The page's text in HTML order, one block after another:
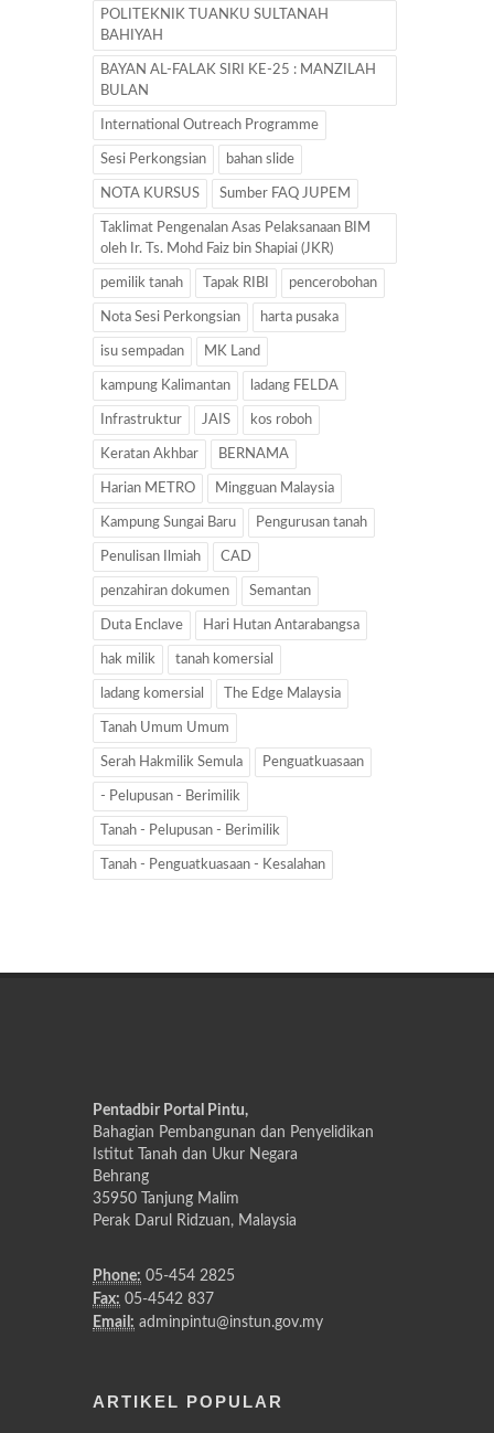
POLITEKNIK TUANKU SULTANAH
BAHIYAH
BAYAN AL-FALAK SIRI KE-25 : MANZILAH
BULAN
International Outreach Programme
Sesi Perkongsian bahan slide
NOTA KURSUS Sumber FAQ JUPEM
Taklimat Pengenalan Asas Pelaksanaan BIM
oleh Ir. Ts. Mohd Faiz bin Shapiai (JKR)
pemilik tanah Tapak RIBI pencerobohan
Nota Sesi Perkongsian harta pusaka
isu sempadan MK Land
kampung Kalimantan ladang FELDA
Infrastruktur JAIS kos roboh
Keratan Akhbar BERNAMA
Harian METRO Mingguan Malaysia
Kampung Sungai Baru Pengurusan tanah
Penulisan Ilmiah CAD
penzahiran dokumen Semantan
Duta Enclave Hari Hutan Antarabangsa
hak milik tanah komersial
ladang komersial The Edge Malaysia
Tanah Umum Umum
Serah Hakmilik Semula Penguatkuasaan
- Pelupusan - Berimilik
Tanah - Pelupusan - Berimilik
Tanah - Penguatkuasaan - Kesalahan
Pentadbir Portal Pintu,
Bahagian Pembangunan dan Penyelidikan
Istitut Tanah dan Ukur Negara
Behrang
35950 Tanjung Malim
Perak Darul Ridzuan, Malaysia
Phone: 05-454 2825
Fax: 05-4542 837
Email: adminpintu@instun.gov.my
ARTIKEL POPULAR